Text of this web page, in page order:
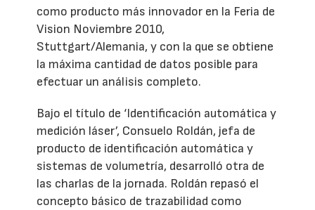
como producto más innovador en la Feria de
Vision Noviembre 2010,
Stuttgart/Alemania, y con la que se obtiene
la máxima cantidad de datos posible para
efectuar un análisis completo.
Bajo el título de ‘Identificación automática y
medición láser’, Consuelo Roldán, jefa de
producto de identificación automática y
sistemas de volumetría, desarrolló otra de
las charlas de la jornada. Roldán repasó el
concepto básico de trazabilidad como